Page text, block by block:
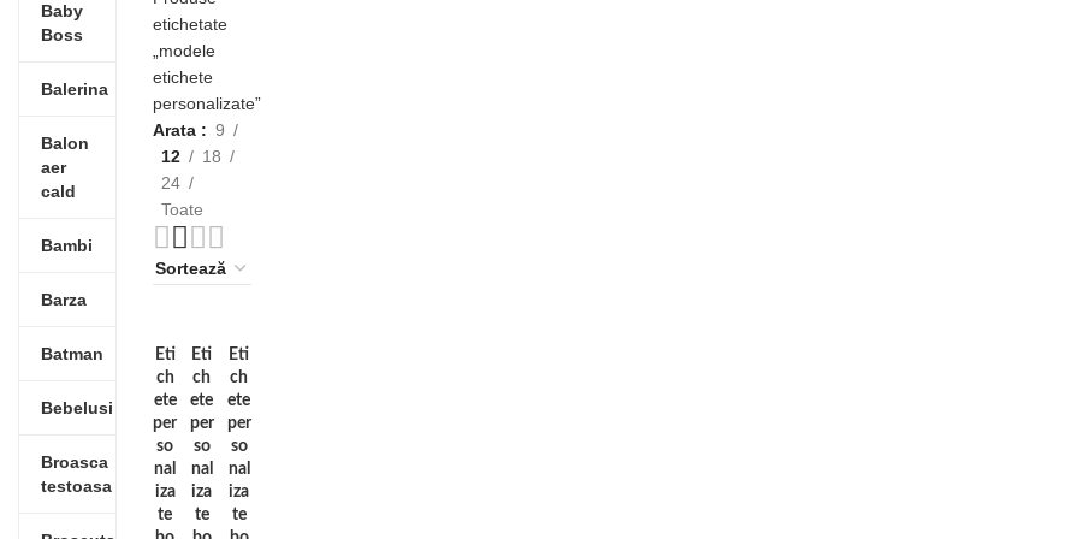
Baby
Boss
Balerina
Balon
aer
cald
Bambi
Barza
Batman
Bebelusi
Broasca
testoasa
etichetate
„modele
etichete
personalizate”
Arata
9
12
18
24
Toate
Eti
ch
ete
per
so
nal
iza
te
Eti
ch
ete
per
so
nal
iza
te
Eti
ch
ete
per
so
nal
iza
te